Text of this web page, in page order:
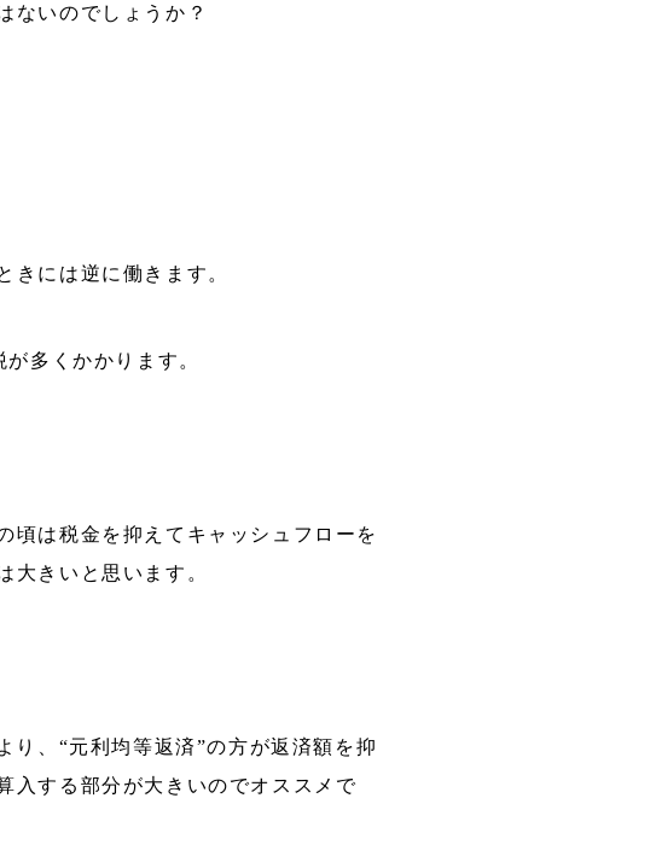
ないのでしょうか？
きには逆に働きます。
多くかかります。
頃は税金を抑えてキャッシュフローを
大きいと思います。
り、“元利均等返済”の方が返済額を抑
入する部分が大きいのでオススメで